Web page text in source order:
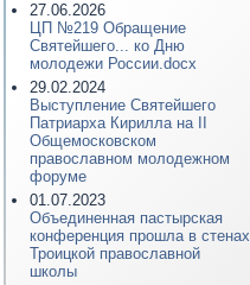
27.06.2026
ЦП №219 Обращение
Святейшего... ко Дню
молодежи России.docx
29.02.2024
Выступление Святейшего
Патриарха Кирилла на II
Общемосковском
православном молодежном
форуме
01.07.2023
Объединенная пастырская
конференция прошла в стенах
Троицкой православной
школы